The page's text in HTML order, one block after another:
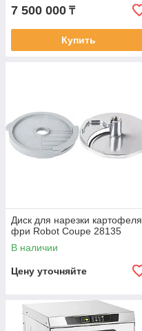
7 500 000 ₸
Купить
Диск для нарезки картофеля
фри Robot Coupe 28135
В наличии
Цену уточняйте